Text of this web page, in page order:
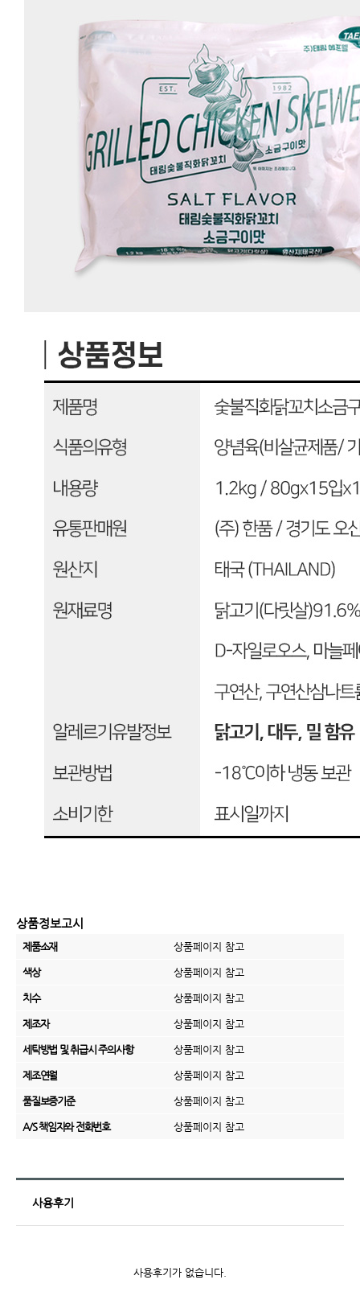
상품정보고시
제품소재 상품페이지 참고
색상 상품페이지 참고
치수 상품페이지 참고
제조자 상품페이지 참고
세탁방법 및 취급시 주의사항 상품페이지 참고
제조연월 상품페이지 참고
품질보증기준 상품페이지 참고
A/S 책임자와 전화번호 상품페이지 참고
사용후기
사용후기가 없습니다.